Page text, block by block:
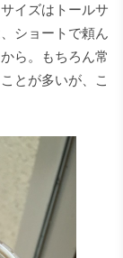
イズはトールサ
ショートで頼ん
ら。もちろん常
とが多いが、こ